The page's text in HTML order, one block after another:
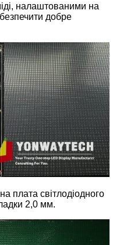
налаштованими на
добре
плата світлодіодного
2,0 мм.